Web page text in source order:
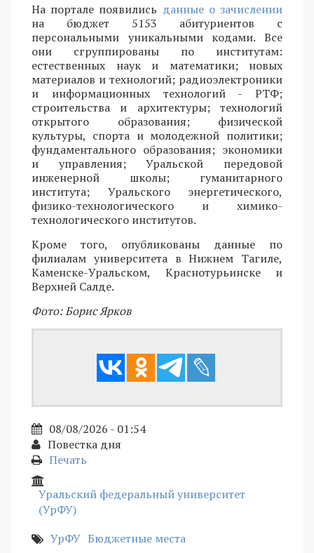
На портале появились данные о зачислении
на бюджет 5153 абитуриентов с
персональными уникальными кодами. Все
они сгруппированы по институтам:
естественных наук и математики; новых
материалов и технологий; радиоэлектроники
и информационных технологий - РТФ;
строительства и архитектуры; технологий
открытого образования; физической
культуры, спорта и молодежной политики;
фундаментального образования; экономики
и управления; Уральской передовой
инженерной школы; гуманитарного
института; Уральского энергетического,
физико-технологического и химико-
технологического институтов.
Кроме того, опубликованы данные по
филиалам университета в Нижнем Тагиле,
Каменске-Уральском, Краснотурьинске и
Верхней Салде.
Фото: Борис Ярков
08/08/2026 - 01:54
Повестка дня
Печать
Уральский федеральный университет
(УрФУ)
УрФУ Бюджетные места